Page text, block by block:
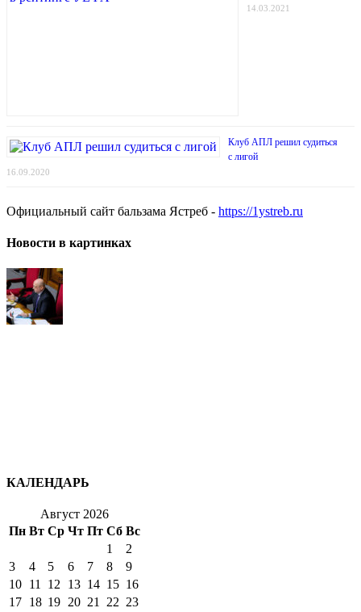
14.03.2021
Клуб АПЛ решил судиться
с лигой
16.09.2020
Официальный сайт бальзама Ястреб - https://1ystreb.ru
Новости в картинках
КАЛЕНДАРЬ
Август 2026
Пн Вт Ср Чт Пт Сб Вс
1
2
3
4 5 6 7 8
9
10 11 12 13 14 15 16
17 18 19 20 21 22 23